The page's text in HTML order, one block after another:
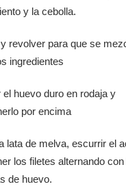
y la cebolla.
revolver para que se
ingredientes
el huevo duro en rodaja y
por encima
lata de melva, escurrir el
los filetes alternando con
de huevo.